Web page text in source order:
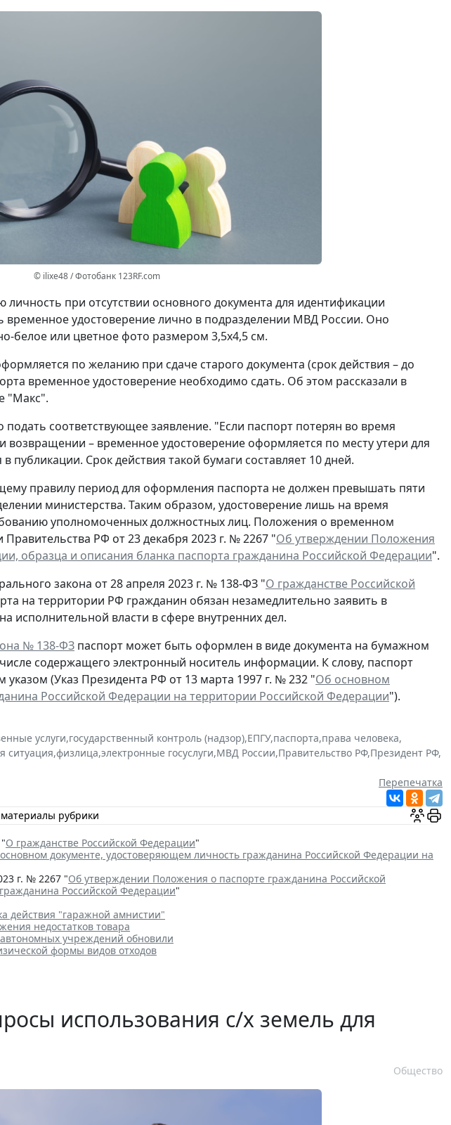
© ilixe48 / Фотобанк 123RF.com
при отсутствии основного документа для идентификации
временное удостоверение лично в подразделении МВД России. Оно
белое или цветное фото размером 3,5x4,5 см.
по желанию при сдаче старого документа (срок действия – до
временное удостоверение необходимо сдать. Об этом рассказали в
"Макс".
соответствующее заявление. "Если паспорт потерян во время
возвращении – временное удостоверение оформляется по месту утери для
публикации. Срок действия такой бумаги составляет 10 дней.
правилу период для оформления паспорта не должен превышать пяти
министерства. Таким образом, удостоверение лишь на время
уполномоченных должностных лиц. Положения о временном
РФ от 23 декабря 2023 г. № 2267 "Об утверждении Положения
образца и описания бланка паспорта гражданина Российской Федерации".
закона от 28 апреля 2023 г. № 138-ФЗ "О гражданстве Российской
на территории РФ гражданин обязан незамедлительно заявить в
исполнительной власти в сфере внутренних дел.
№ 138-ФЗ паспорт может быть оформлен в виде документа на бумажном
содержащего электронный носитель информации. К слову, паспорт
(Указ Президента РФ от 13 марта 1997 г. № 232 "Об основном
Российской Федерации на территории Российской Федерации").
услуги,государственный контроль (надзор),ЕПГУ,паспорта,права человека,
ситуация,физлица,электронные госуслуги,МВД России,Правительство РФ,Президент РФ,
Перепечатка
рубрики
О гражданстве Российской Федерации"
документе, удостоверяющем личность гражданина Российской Федерации на
г. № 2267 "Об утверждении Положения о паспорте гражданина Российской
Российской Федерации"
действия "гаражной амнистии"
недостатков товара
учреждений обновили
формы видов отходов
использования с/х земель для
Общество